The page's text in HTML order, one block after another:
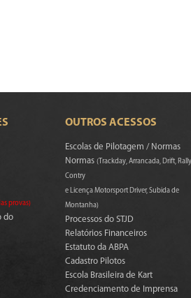
provas)
do
OUTROS ACESSOS
Escolas de Pilotagem / Normas
Normas(Trackday, Arrancada, Drift,
Contry
e Licença Motorsport Driver, Subida de
Montanha)
Processos do STJD
Relatórios Financeiros
Estatuto da ABPA
Cadastro Pilotos
Escola Brasileira de Kart
Credenciamento de Imprensa